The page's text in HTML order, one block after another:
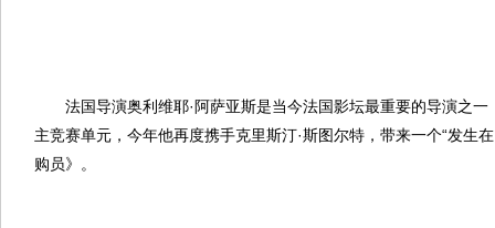
法国导演奥利维耶·阿萨亚斯是当今法国影坛最重要的导演之一
主竞赛单元，今年他再度携手克里斯汀·斯图尔特，带来一个“发生
购员》。